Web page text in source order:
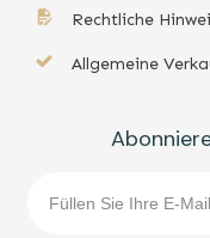
Rechtliche
Allgemeine